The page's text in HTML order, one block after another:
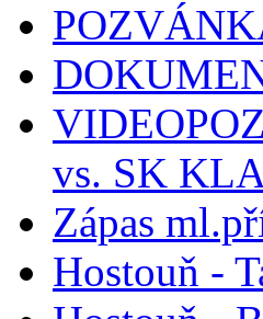
vs. SK
Zápas
Hostouň -